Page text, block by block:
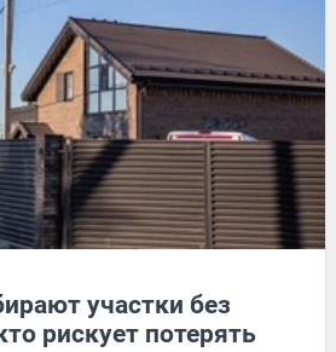
участки без
рискует потерять